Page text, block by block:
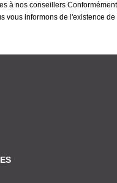
à nos conseillers
vous informons de